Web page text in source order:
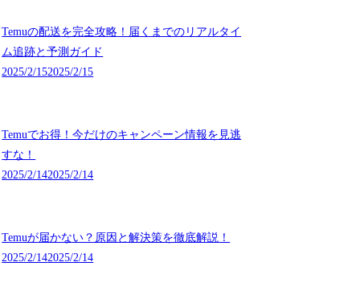
Temuの配送を完全攻略！届くまでのリアルタイ
ム追跡と予測ガイド
2025/2/152025/2/15
Temuでお得！今だけのキャンペーン情報を見逃
すな！
2025/2/142025/2/14
Temuが届かない？原因と解決策を徹底解説！
2025/2/142025/2/14